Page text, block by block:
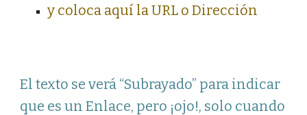
y coloca aquí la URL o Dirección
El texto se verá “Subrayado” para indicar
que es un Enlace, pero ¡ojo!, solo cuando